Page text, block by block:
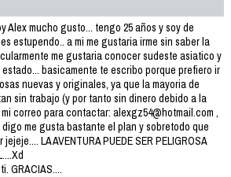
Alex mucho gusto... tengo 25 años y soy de
estupendo.. a mi me gustaria irme sin saber la
me gustaria conocer sudeste asiatico y
basicamente te escribo porque prefiero ir
nuevas y originales, ya que la mayoria de
sin trabajo (y por tanto sin dinero debido a la
correo para contactar: alexgz54@hotmail.com ,
me gusta bastante el plan y sobretodo que
LA AVENTURA PUEDE SER PELIGROSA
GRACIAS....